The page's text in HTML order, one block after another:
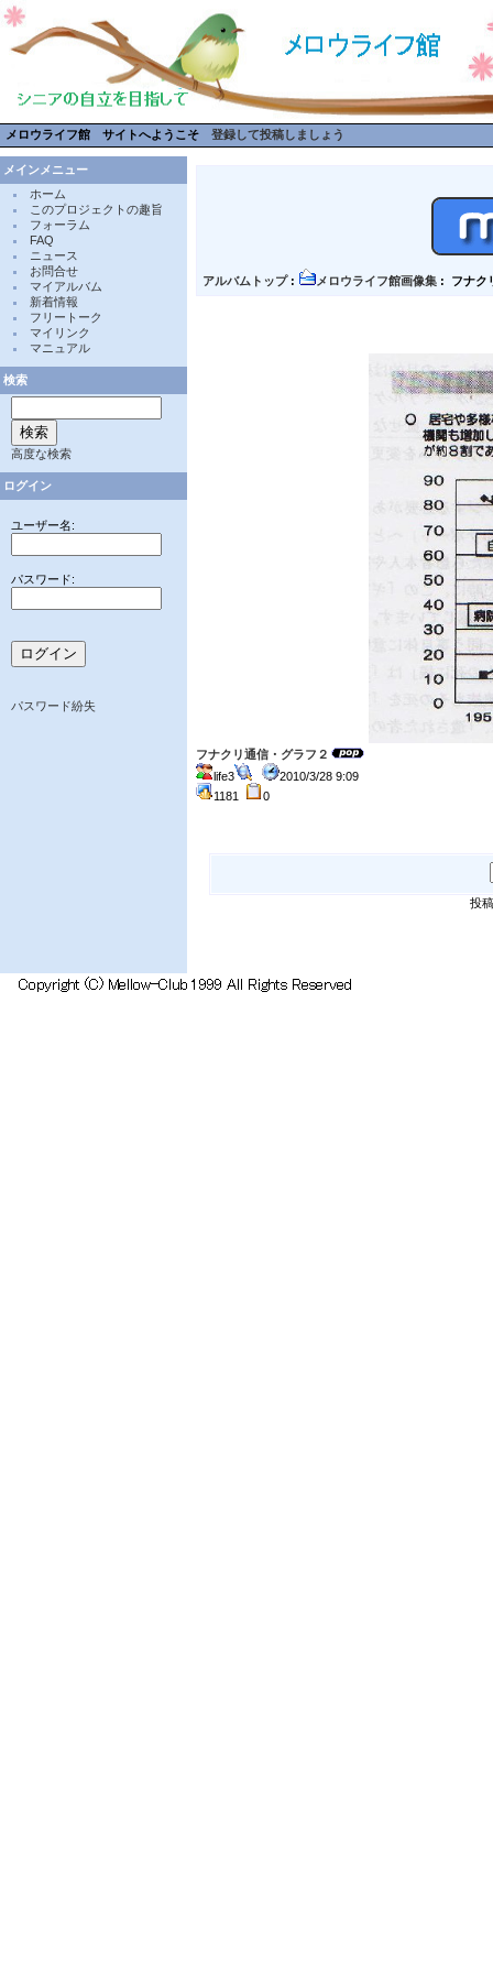
メロウライフ館 サイトへようこそ 登録して投稿しましょう
メインメニュー
ホーム
このプロジェクトの趣旨
フォーラム
FAQ
ニュース
お問合せ
マイアルバム
新着情報
フリートーク
マイリンク
マニュアル
検索
高度な検索
ログイン
ユーザー名:
パスワード:
パスワード紛失
アルバムトップ: メロウライフ館画像集 : フナク
フナクリ通信・グラフ２
life3
2010/3/28 9:09
1181
0
投